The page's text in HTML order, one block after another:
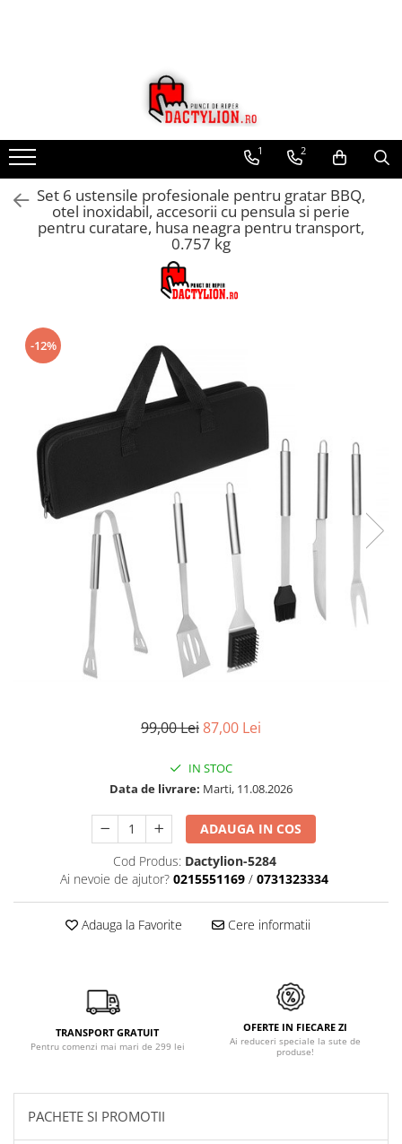
1 2
Set 6 ustensile profesionale pentru gratar BBQ,
otel inoxidabil, accesorii cu pensula si perie
pentru curatare, husa neagra pentru transport,
0.757 kg
-12%
99,00 Lei87,00 Lei
IN STOC
Data de livrare: Marti, 11.08.2026
ADAUGA IN COS
Cod Produs: Dactylion-5284
Ai nevoie de ajutor? 0215551169 / 0731323334
Adauga la Favorite Cere informatii
TRANSPORT GRATUIT
Pentru comenzi mai mari de 299 lei
OFERTE IN FIECARE ZI
Ai reduceri speciale la sute de
produse!
PACHETE SI PROMOTII